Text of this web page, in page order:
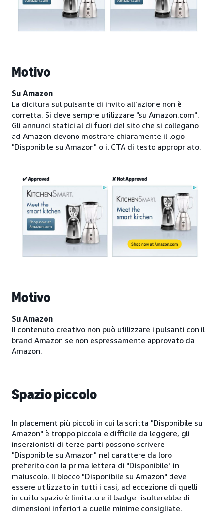
Motivo
Su Amazon
La dicitura sul pulsante di invito all'azione non è
corretta. Si deve sempre utilizzare "su Amazon.com".
Gli annunci statici al di fuori del sito che si collegano
ad Amazon devono mostrare chiaramente il logo
"Disponibile su Amazon" o il CTA di testo appropriato.
Motivo
Su Amazon
Il contenuto creativo non può utilizzare i pulsanti con il
brand Amazon se non espressamente approvato da
Amazon.
Spazio piccolo
In placement più piccoli in cui la scritta "Disponibile su
Amazon" è troppo piccola e difficile da leggere, gli
inserzionisti di terze parti possono scrivere
"Disponibile su Amazon" nel carattere da loro
preferito con la prima lettera di "Disponibile" in
maiuscolo. Il blocco "Disponibile su Amazon" deve
essere utilizzato in tutti i casi, ad eccezione di quelli
in cui lo spazio è limitato e il badge risulterebbe di
dimensioni inferiori a quelle minime consigliate.